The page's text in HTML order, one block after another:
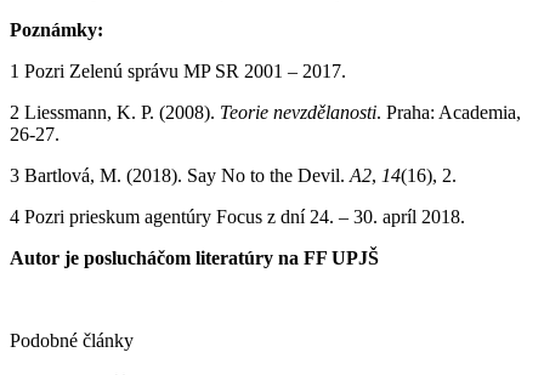
Poznámky:
1 Pozri Zelenú správu MP SR 2001 – 2017.
2 Liessmann, K. P. (2008). Teorie nevzdělanosti. Praha: Academia,
26-27.
3 Bartlová, M. (2018). Say No to the Devil. A2, 14(16), 2.
4 Pozri prieskum agentúry Focus z dní 24. – 30. apríl 2018.
Autor je poslucháčom literatúry na FF UPJŠ
Podobné články